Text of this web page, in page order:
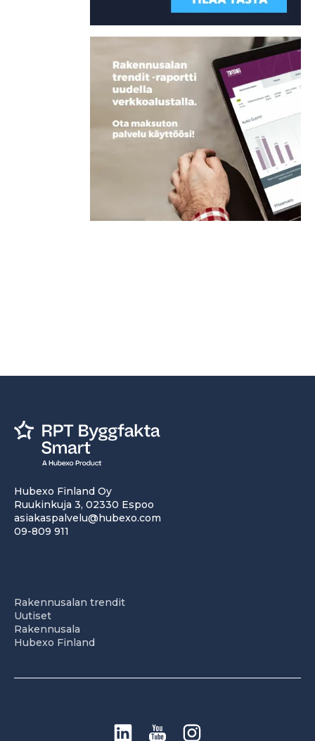
Hubexo Finland Oy
Ruukinkuja 3, 02330 Espoo
asiakaspalvelu@hubexo.com
09-809 911
Rakennusalan trendit
Uutiset
Rakennusala
Hubexo Finland